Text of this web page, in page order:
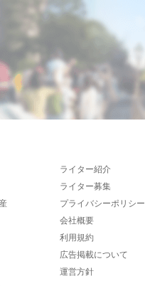
ライター紹介
ライター募集
プライバシーポリシー
会社概要
利用規約
広告掲載について
運営方針